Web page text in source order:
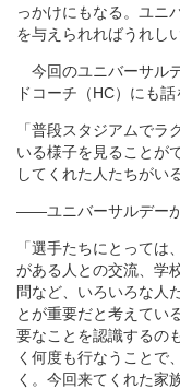
っかけにもなる。ユニ
を与えられればうれしい
今回のユニバーサル
ドコーチ（HC）にも話
「普段スタジアムで
いる様子を見ることが
してくれた人たちがい
――ユニバーサルデー
「選手たちにとって
がある人との交流、学
問など、いろいろな人
とが重要だと考えてい
要なことを認識するの
く何度も行なうことで
く。今回来てくれた家